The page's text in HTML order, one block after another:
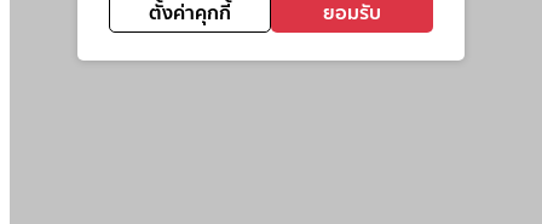
ตั้งค่าคุกกี้ ยอมรับ